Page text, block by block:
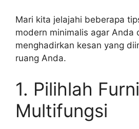
Mari kita jelajahi beberapa
modern minimalis agar Anda
menghadirkan kesan yang
ruang Anda.
1. Pilihlah
Multifungsi